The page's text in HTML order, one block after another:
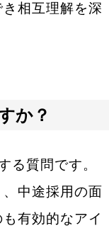
れる力は何だと
の中途採用の面
ョンがあれば教
とはあります
相互理解を深
か？
る質問です。
中途採用の面
有効的なアイ